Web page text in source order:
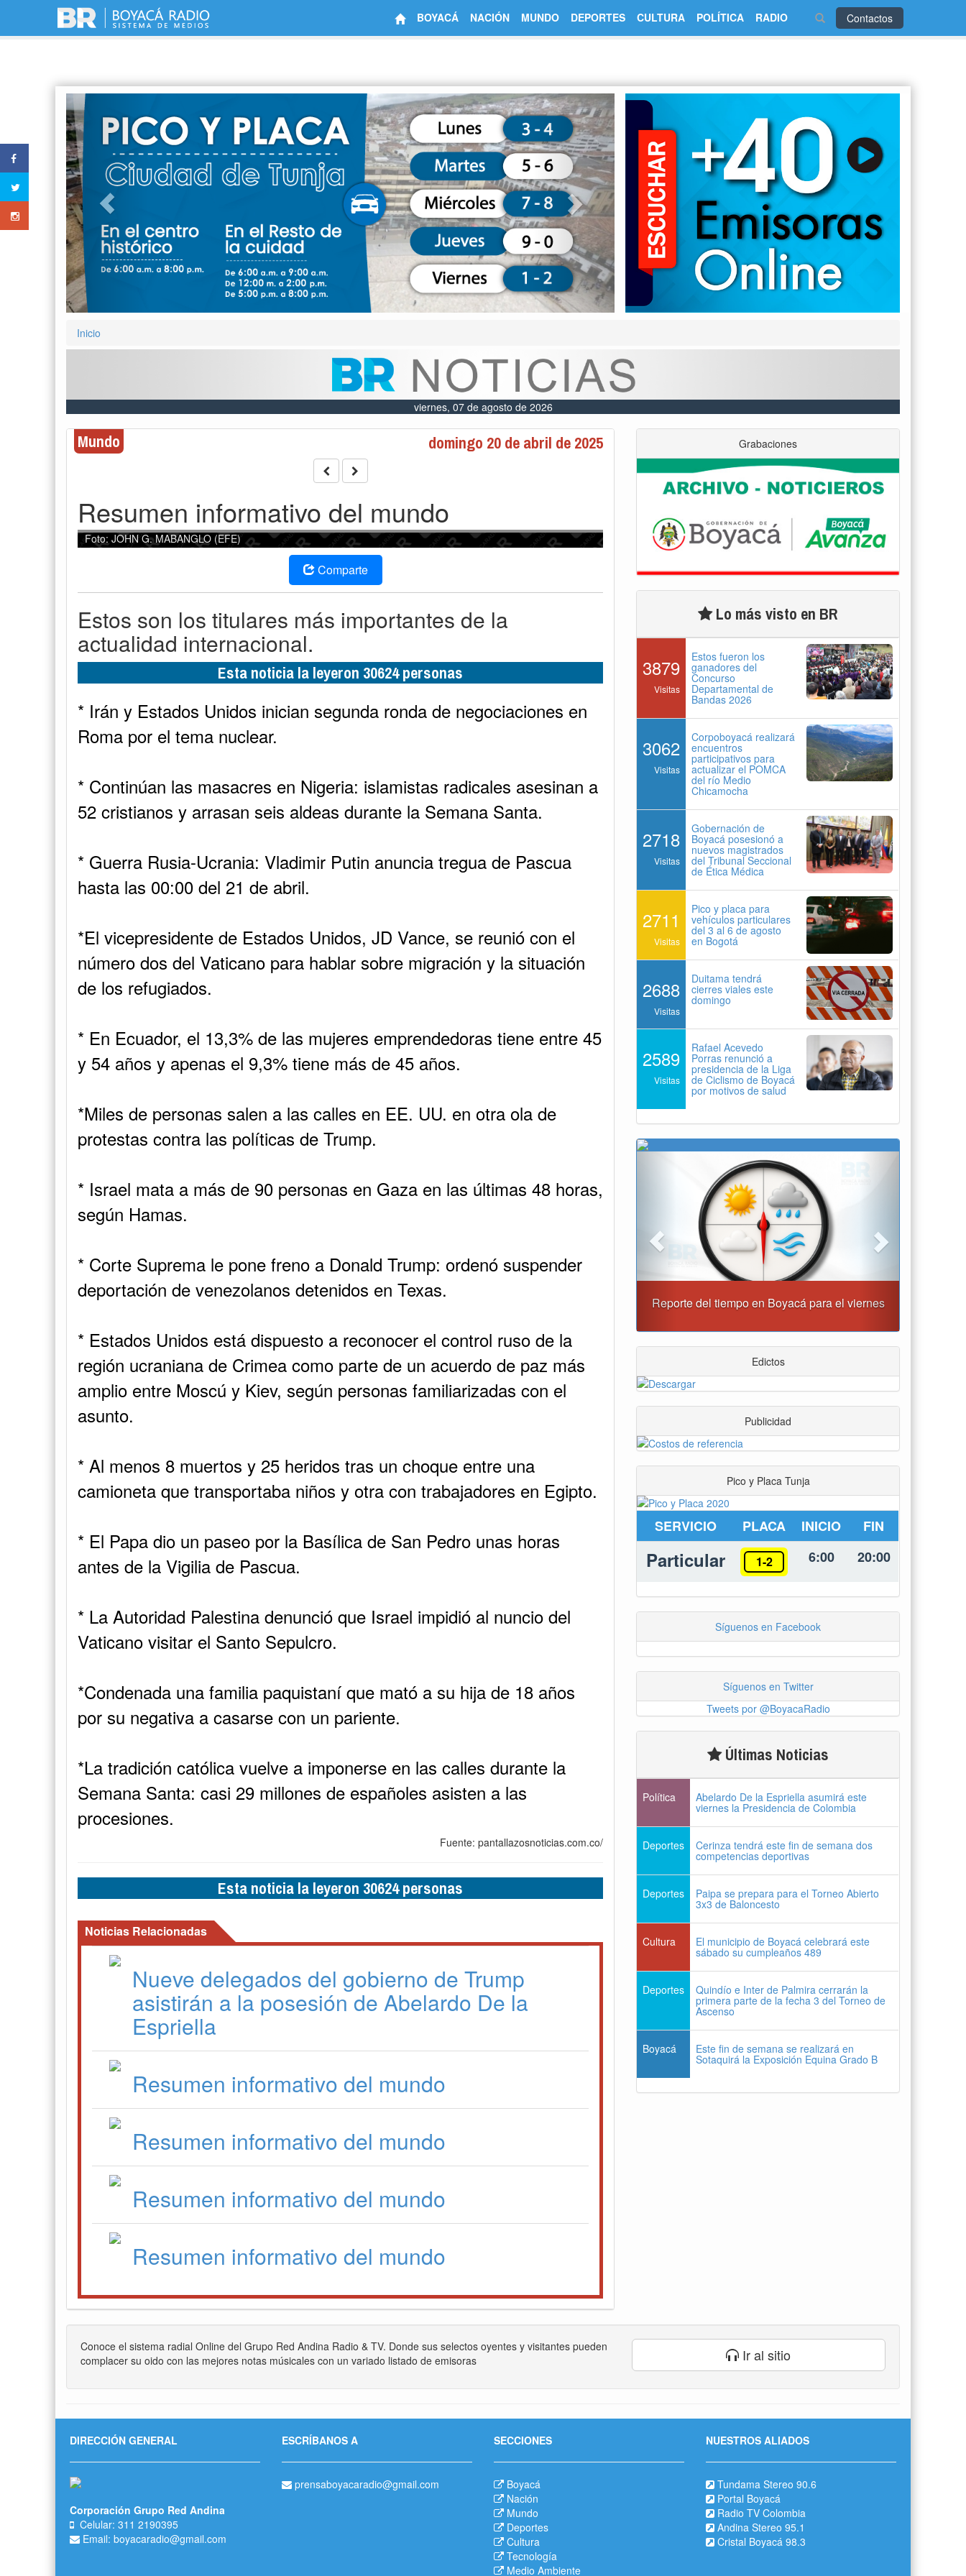
Contactos
BOYACÁ NACIÓN MUNDO DEPORTES CULTURA POLÍTICA RADIO
Next
Inicio
viernes, 07 de agosto de 2026
Mundo domingo 20 de abril de 2025
Resumen informativo del mundo
Foto: JOHN G. MABANGLO (EFE)
Comparte
Estos son los titulares más importantes de la
actualidad internacional.
Esta noticia la leyeron 30624 personas
* Irán y Estados Unidos inician segunda ronda de negociaciones en
Roma por el tema nuclear.
* Continúan las masacres en Nigeria: islamistas radicales asesinan a
52 cristianos y arrasan seis aldeas durante la Semana Santa.
* Guerra Rusia-Ucrania: Vladimir Putin anuncia tregua de Pascua
hasta las 00:00 del 21 de abril.
*El vicepresidente de Estados Unidos, JD Vance, se reunió con el
número dos del Vaticano para hablar sobre migración y la situación
de los refugiados.
* En Ecuador, el 13,3% de las mujeres emprendedoras tiene entre 45
y 54 años y apenas el 9,3% tiene más de 45 años.
*Miles de personas salen a las calles en EE. UU. en otra ola de
protestas contra las políticas de Trump.
* Israel mata a más de 90 personas en Gaza en las últimas 48 horas,
según Hamas.
* Corte Suprema le pone freno a Donald Trump: ordenó suspender
deportación de venezolanos detenidos en Texas.
* Estados Unidos está dispuesto a reconocer el control ruso de la
región ucraniana de Crimea como parte de un acuerdo de paz más
amplio entre Moscú y Kiev, según personas familiarizadas con el
asunto.
* Al menos 8 muertos y 25 heridos tras un choque entre una
camioneta que transportaba niños y otra con trabajadores en Egipto.
* El Papa dio un paseo por la Basílica de San Pedro unas horas
antes de la Vigilia de Pascua.
* La Autoridad Palestina denunció que Israel impidió al nuncio del
Vaticano visitar el Santo Sepulcro.
*Condenada una familia paquistaní que mató a su hija de 18 años
por su negativa a casarse con un pariente.
*La tradición católica vuelve a imponerse en las calles durante la
Semana Santa: casi 29 millones de españoles asisten a las
procesiones.
Fuente: pantallazosnoticias.com.co/
Esta noticia la leyeron 30624 personas
Noticias Relacionadas
Nueve delegados del gobierno de Trump
asistirán a la posesión de Abelardo De la
Espriella
Resumen informativo del mundo
Resumen informativo del mundo
Resumen informativo del mundo
Resumen informativo del mundo
Grabaciones
Lo más visto en BR
3879
Visitas
Estos fueron los
ganadores del
Concurso
Departamental de
Bandas 2026
3062
Visitas
Corpoboyacá realizará
encuentros
participativos para
actualizar el POMCA
del río Medio
Chicamocha
2718
Visitas
Gobernación de
Boyacá posesionó a
nuevos magistrados
del Tribunal Seccional
de Ética Médica
2711
Visitas
Pico y placa para
vehículos particulares
del 3 al 6 de agosto
en Bogotá
2688
Visitas
Duitama tendrá
cierres viales este
domingo
2589
Visitas
Rafael Acevedo
Porras renunció a
presidencia de la Liga
de Ciclismo de Boyacá
por motivos de salud
“Tunja nos ha dado demasiado y no podemos
Edictos
Publicidad
Pico y Placa Tunja
SERVICIO PLACA INICIO FIN
Particular 1-2 6:00 20:00
Síguenos en Facebook
Síguenos en Twitter
Tweets por @BoyacaRadio
Últimas Noticias
Política Abelardo De la Espriella asumirá este
viernes la Presidencia de Colombia
Deportes Cerinza tendrá este fin de semana dos
competencias deportivas
Deportes Paipa se prepara para el Torneo Abierto
3x3 de Baloncesto
Cultura El municipio de Boyacá celebrará este
sábado su cumpleaños 489
Deportes Quindío e Inter de Palmira cerrarán la
primera parte de la fecha 3 del Torneo de
Ascenso
Boyacá Este fin de semana se realizará en
Sotaquirá la Exposición Equina Grado B
Conoce el sistema radial Online del Grupo Red Andina Radio & TV. Donde sus selectos oyentes y visitantes pueden
complacer su oido con las mejores notas músicales con un variado listado de emisoras
Ir al sitio
DIRECCIÓN GENERAL
Corporación Grupo Red Andina
Celular: 311 2190395
Email: boyacaradio@gmail.com
ESCRÍBANOS A
prensaboyacaradio@gmail.com
SECCIONES
Boyacá
Nación
Mundo
Deportes
Cultura
Tecnología
Medio Ambiente
NUESTROS ALIADOS
Tundama Stereo 90.6
Portal Boyacá
Radio TV Colombia
Andina Stereo 95.1
Cristal Boyacá 98.3